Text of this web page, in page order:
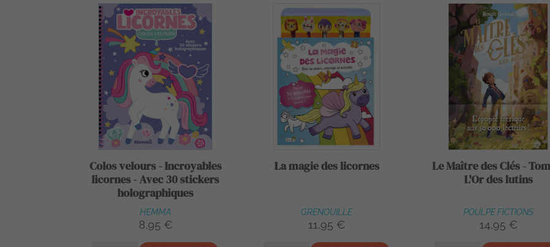
Colos velours - Incroyables
licornes - Avec 30 stickers
holographiques
HEMMA
8,95 €
La magie des licornes
GRENOUILLE
11,95 €
Le Maître des Clés -
L'Or des lutins
POULPE FICTIONS
14,95 €